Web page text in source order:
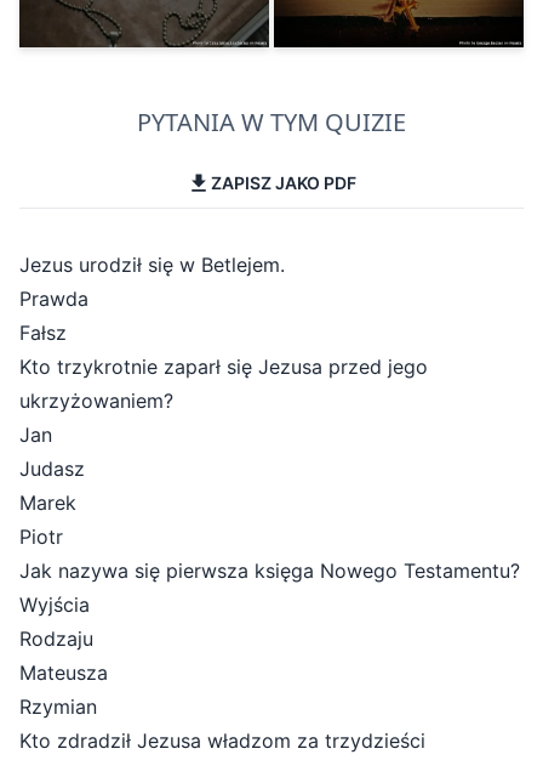
PYTANIA W TYM QUIZIE
ZAPISZ JAKO PDF
Jezus urodził się w Betlejem.
Prawda
Fałsz
Kto trzykrotnie zaparł się Jezusa przed jego
ukrzyżowaniem?
Jan
Judasz
Marek
Piotr
Jak nazywa się pierwsza księga Nowego Testamentu?
Wyjścia
Rodzaju
Mateusza
Rzymian
Kto zdradził Jezusa władzom za trzydzieści